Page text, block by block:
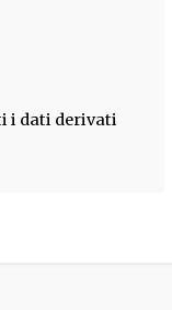
i dati derivati